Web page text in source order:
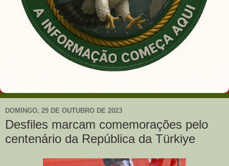
DOMINGO, 29 DE OUTUBRO DE 2023
Desfiles marcam comemorações pelo
centenário da República da Türkiye